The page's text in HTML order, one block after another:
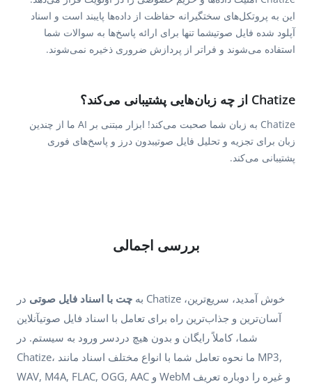
این به پروتکل‌های سختگیرانه حفاظت از داده‌ها پایبند است و اسناد
آپلود شده فایل صوتیشما تنها برای ارائه پاسخ‌ها به سوالات شما
استفاده می‌شوند و فراتر از پردازش ضروری ذخیره نمی‌شوند.
Chatize از چه زبان‌هایی پشتیبانی می‌کند؟
Chatize به زبان شما صحبت می‌کند! ابزار مبتنی بر AI ما از چندین
زبان برای تجزیه و تحلیل فایل صوتیبدون درز و پاسخ‌های فوری
پشتیبانی می‌کند.
بررسی اجمالی
به چت با اسناد فایل صوتی در Chatize خوش آمدید، سریع‌ترین،
آسان‌ترین و جذاب‌ترین راه برای تعامل با اسناد فایل صوتیآنلاین
شما، کاملاً رایگان و بدون هیچ دردسر ورود به سیستم. در
Chatize، ما نحوه تعامل شما با انواع مختلف اسناد مانند MP3,
WAV, M4A, FLAC, OGG, AAC و WebM و غیره را دوباره تعریف